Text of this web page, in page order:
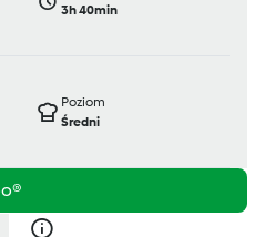
3h 40min
Poziom
Średni